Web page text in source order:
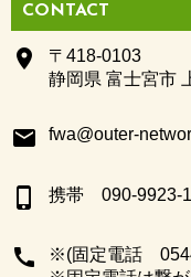
CONTACT
place
〒418-0103
静岡県 富士宮市
email fwa@outer-
phone_iphone 携帯 090-9923-
call
※(固定電話